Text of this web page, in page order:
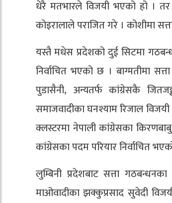
धेरै मतभारले विजयी भएको हो । तर
कोइरालाले पराजित गरे । कोशीमा
यस्तै मधेस प्रदेशको दुई सिटमा
निर्वाचित भएको छ । बाग्मतीमा
पुडासैनी, अन्यतर्फ कांग्रेसकै
समाजवादीका घनश्याम रिजाल
क्लस्टरमा नेपाली कांग्रेसका
कांग्रेसका पदम परियार निर्वाचित
लुम्बिनी प्रदेशबाट सत्ता
माओवादीका झक्कुप्रसाद सुवेदी